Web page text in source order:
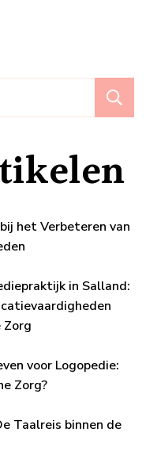
het Verbeteren van
in Salland:
Zorg
voor Logopedie:
Zorg?
Taalreis binnen de